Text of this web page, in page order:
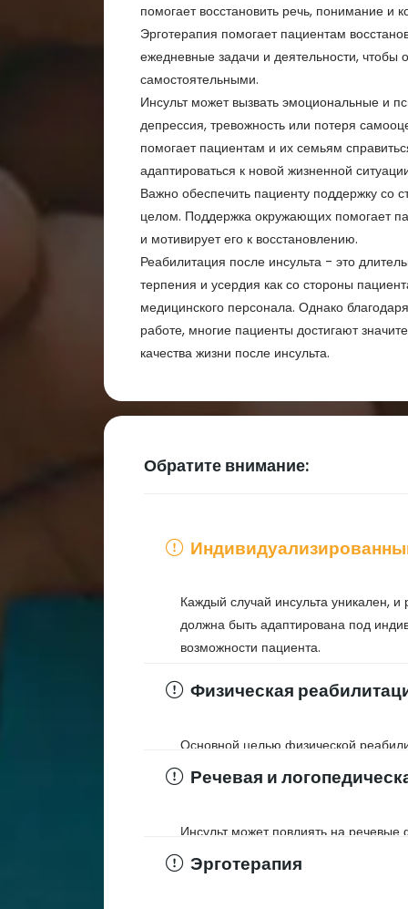
помогает восстановить речь, понимание и
Эрготерапия помогает пациентам
ежедневные задачи и деятельности, чтобы
самостоятельными.
Инсульт может вызвать эмоциональные и
депрессия, тревожность или потеря
помогает пациентам и их семьям
адаптироваться к новой жизненной
Важно обеспечить пациенту поддержку со
целом. Поддержка окружающих помогает
и мотивирует его к восстановлению.
Реабилитация после инсульта - это
терпения и усердия как со стороны
медицинского персонала. Однако
работе, многие пациенты достигают
качества жизни после инсульта.
Обратите внимание:
Каждый случай инсульта уникален,
должна быть адаптирована под
возможности пациента.
Физическая
Основной целью физической
двигательных функций и улучшение
включать в себя упражнения для
Речевая и
Инсульт может повлиять на речевые
общение. Логопедическая терапия
понимание и коммуникативные
Эрготерапия